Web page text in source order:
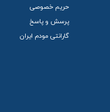
حریم خصوصی
پرسش و پاسخ
گارانتی مودم ایران